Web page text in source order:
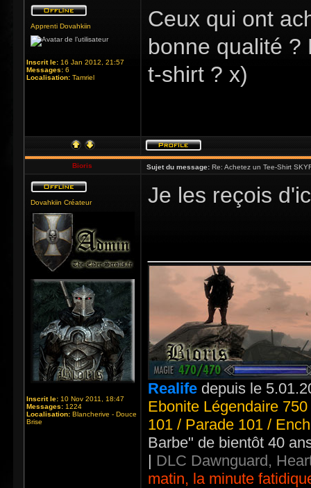
Apprenti Dovahkiin
Inscrit le: 16 Jan 2012, 21:57
Messages: 6
Localisation: Tamriel
Ceux qui ont
bonne qualité ?
t-shirt ? x)
Bioris Sujet du message: Re: Achetez un Tee-Shirt
Dovahkiin Créateur
Inscrit le: 10 Nov 2011, 18:47
Messages: 1224
Localisation: Blancherive - Douce
Brise
Je les reçois
Realife depuis le
Ebonite Légendaire
101 / Parade 101 /
Barbe" de bientôt 40
| DLC Dawnguard,
matin, la minute